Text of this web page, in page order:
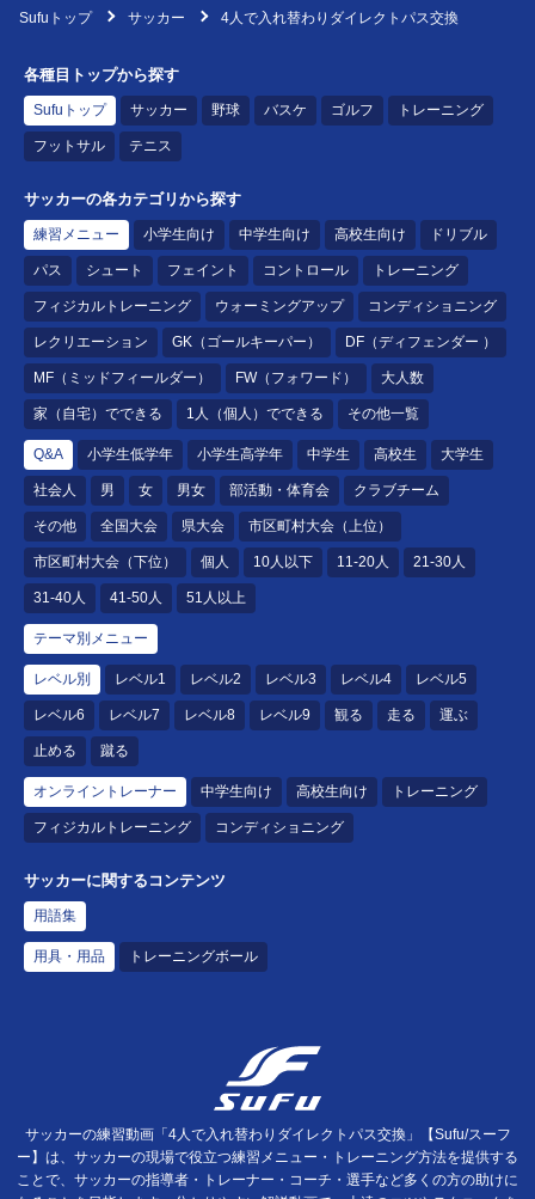
Sufuトップ サッカー 4人で入れ替わりダイレクトパス交換
各種目トップから探す
Sufuトップ サッカー 野球 バスケ ゴルフ トレーニング
フットサル テニス
サッカーの各カテゴリから探す
練習メニュー 小学生向け 中学生向け 高校生向け ドリブル
パス シュート フェイント コントロール トレーニング
フィジカルトレーニング ウォーミングアップ コンディショニング
レクリエーション GK（ゴールキーパー） DF（ディフェンダー ）
MF（ミッドフィールダー） FW（フォワード） 大人数
家（自宅）でできる 1人（個人）でできる その他一覧
Q&A 小学生低学年 小学生高学年 中学生 高校生 大学生
社会人 男 女 男女 部活動・体育会 クラブチーム
その他 全国大会 県大会 市区町村大会（上位）
市区町村大会（下位） 個人 10人以下 11-20人 21-30人
31-40人 41-50人 51人以上
テーマ別メニュー
レベル別 レベル1 レベル2 レベル3 レベル4 レベル5
レベル6 レベル7 レベル8 レベル9 観る 走る 運ぶ
止める 蹴る
オンライントレーナー 中学生向け 高校生向け トレーニング
フィジカルトレーニング コンディショニング
サッカーに関するコンテンツ
用語集
用具・用品 トレーニングボール
サッカーの練習動画「4人で入れ替わりダイレクトパス交換」【Sufu/スーフ
ー】は、サッカーの現場で役立つ練習メニュー・トレーニング方法を提供する
ことで、サッカーの指導者・トレーナー・コーチ・選手など多くの方の助けに